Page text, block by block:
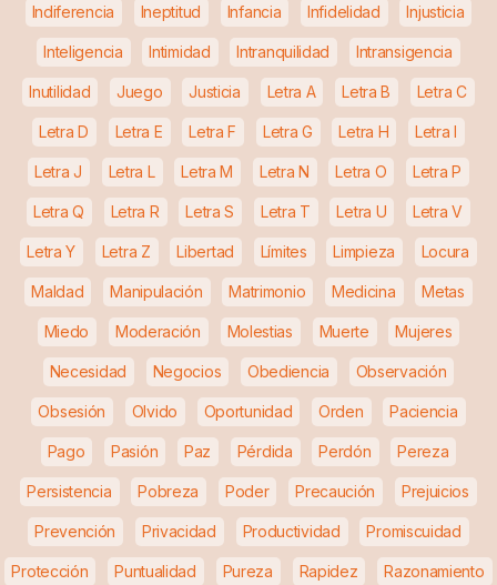
Indiferencia Ineptitud Infancia Infidelidad Injusticia
Inteligencia Intimidad Intranquilidad Intransigencia
Inutilidad Juego Justicia Letra A Letra B Letra C
Letra D Letra E Letra F Letra G Letra H Letra I
Letra J Letra L Letra M Letra N Letra O Letra P
Letra Q Letra R Letra S Letra T Letra U Letra V
Letra Y Letra Z Libertad Límites Limpieza Locura
Maldad Manipulación Matrimonio Medicina Metas
Miedo Moderación Molestias Muerte Mujeres
Necesidad Negocios Obediencia Observación
Obsesión Olvido Oportunidad Orden Paciencia
Pago Pasión Paz Pérdida Perdón Pereza
Persistencia Pobreza Poder Precaución Prejuicios
Prevención Privacidad Productividad Promiscuidad
Protección Puntualidad Pureza Rapidez Razonamiento